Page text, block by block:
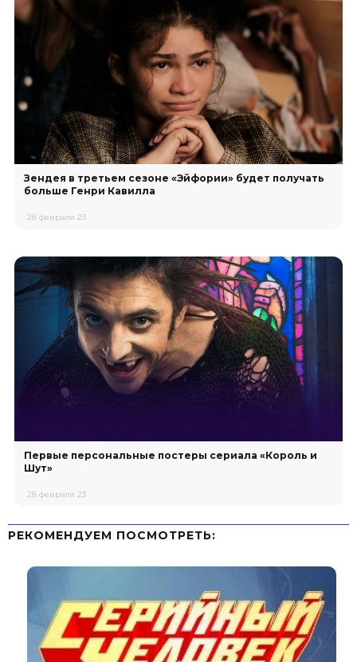
Зендея в третьем сезоне «Эйфории» будет получать
больше Генри Кавилла
28 февраля 23
Первые персональные постеры сериала «Король и
Шут»
28 февраля 23
РЕКОМЕНДУЕМ ПОСМОТРЕТЬ: